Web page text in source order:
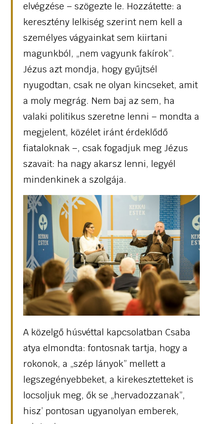
elvégzése – szögezte le. Hozzátette: a
keresztény lelkiség szerint nem kell a
személyes vágyainkat sem kiirtani
magunkból, „nem vagyunk fakírok”.
Jézus azt mondja, hogy gyűjtsél
nyugodtan, csak ne olyan kincseket, amit
a moly megrág. Nem baj az sem, ha
valaki politikus szeretne lenni – mondta a
megjelent, közélet iránt érdeklődő
fiataloknak –, csak fogadjuk meg Jézus
szavait: ha nagy akarsz lenni, legyél
mindenkinek a szolgája.
A közelgő húsvéttal kapcsolatban Csaba
atya elmondta: fontosnak tartja, hogy a
rokonok, a „szép lányok” mellett a
legszegényebbeket, a kirekesztetteket is
locsoljuk meg, ők se „hervadozzanak”,
hisz’ pontosan ugyanolyan emberek,